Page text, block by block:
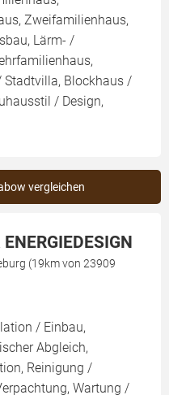
Zweifamilienhaus,
Lärm- /
Stadtvilla, Blockhaus /
/ Design,
vergleichen
(19km von 23909
/ Einbau,
Abgleich,
Reinigung /
Wartung /